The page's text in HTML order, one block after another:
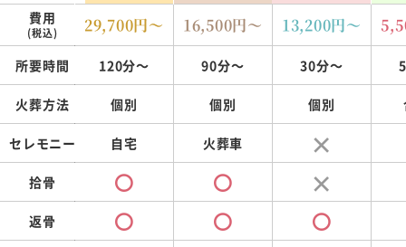
費用
(税込) 29,700円～ 16,500円～ 13,200円～
所要時間 120分～ 90分～ 30分～
火葬方法 個別 個別 個別
セレモニー 自宅 火葬車
拾骨
返骨